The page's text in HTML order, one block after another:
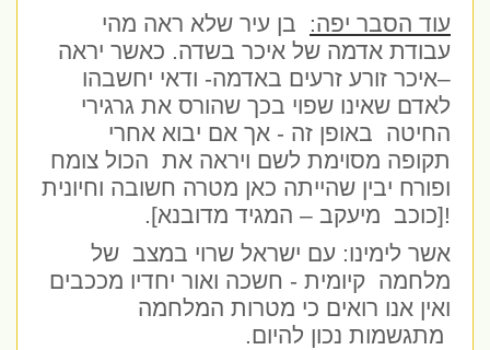
עוד הסבר יפה: בן עיר שלא ראה מהי
עבודת אדמה של איכר בשדה. כאשר יראה
–איכר זורע זרעים באדמה- ודאי יחשבהו
לאדם שאינו שפוי בכך שהורס את גרגירי
החיטה באופן זה - אך אם יבוא אחרי
תקופה מסוימת לשם ויראה את הכול צומח
ופורח יבין שהייתה כאן מטרה חשובה וחיונית
![כוכב מיעקב – המגיד מדובנא].
אשר לימינו: עם ישראל שרוי במצב של
מלחמה קיומית - חשכה ואור יחדיו מככבים
ואין אנו רואים כי מטרות המלחמה
מתגשמות נכון להיום.